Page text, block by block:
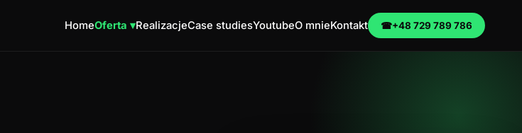
HomeOferta ▾RealizacjeCase studiesYoutubeO mnieKontakt ☎+48 729 789 786